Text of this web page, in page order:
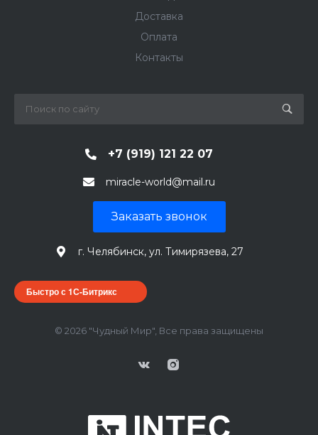
Доставка
Оплата
Контакты
+7 (919) 121 22 07
miracle-world@mail.ru
Заказать звонок
г. Челябинск, ул. Тимирязева, 27
Быстро с 1С-Битрикс
© 2026 "Чудный Мир", Все права защищены